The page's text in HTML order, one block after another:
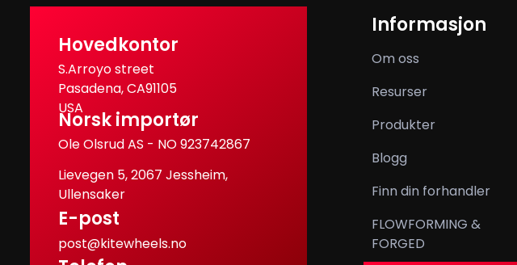
Hovedkontor
S.Arroyo street
Pasadena, CA91105
USA
Norsk importør
Ole Olsrud AS - NO 923742867
Lievegen 5, 2067 Jessheim,
Ullensaker
E-post
post@kitewheels.no
Informasjon
Om oss
Resurser
Produkter
Blogg
Finn din forhandler
FLOWFORMING &
FORGED